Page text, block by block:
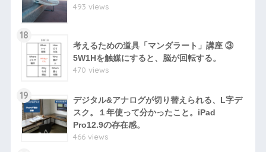
493 views
18
考えるための道具「マンダラート」講座 ③
5W1Hを触媒にすると、脳が回転する。
470 views
19
デジタル&アナログが切り替えられる、L字デ
スク。１年使って分かったこと。iPad
Pro12.9の存在感。
466 views